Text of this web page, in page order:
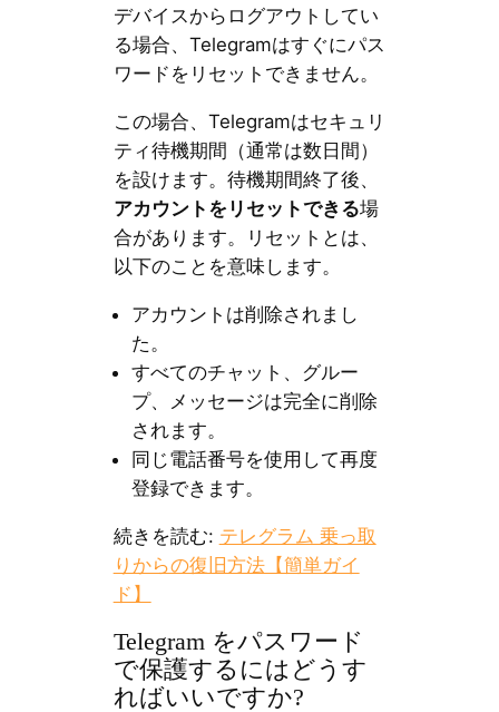
デバイスからログアウトしてい
る場合、Telegramはすぐにパス
ワードをリセットできません。
この場合、Telegramはセキュリ
ティ待機期間（通常は数日間）
を設けます。待機期間終了後、
アカウントをリセットできる場
合があります。リセットとは、
以下のことを意味します。
アカウントは削除されまし
た。
すべてのチャット、グルー
プ、メッセージは完全に削除
されます。
同じ電話番号を使用して再度
登録できます。
続きを読む: テレグラム 乗っ取
りからの復旧方法【簡単ガイ
ド】
Telegram をパスワード
で保護するにはどうす
ればいいですか?